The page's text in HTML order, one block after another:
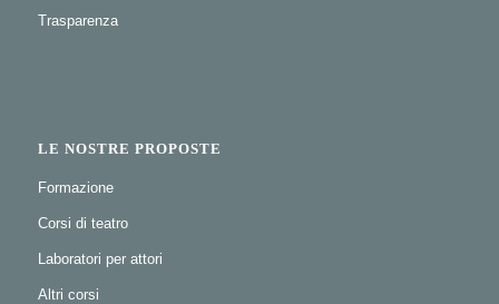
Trasparenza
LE NOSTRE PROPOSTE
Formazione
Corsi di teatro
Laboratori per attori
Altri corsi